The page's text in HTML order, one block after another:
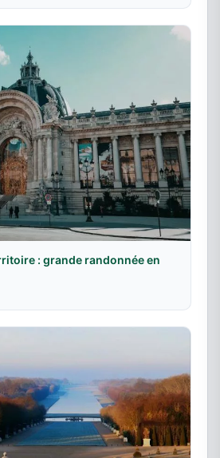
: grande randonnée en